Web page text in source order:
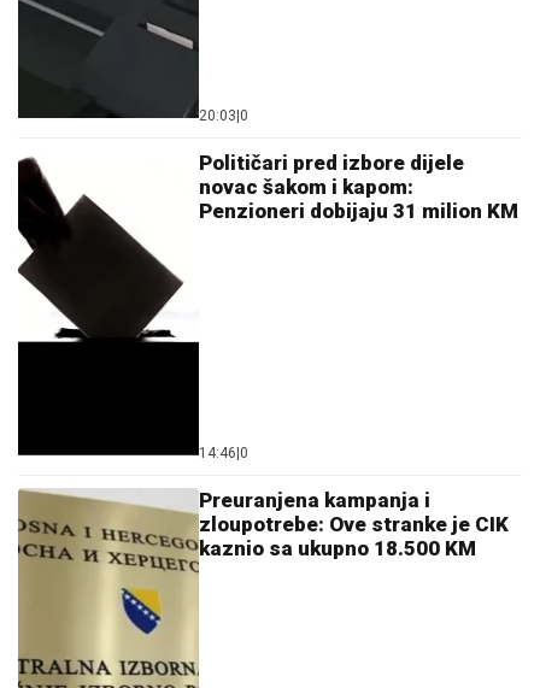
Španija zahvalna Srbiji za pomoć koju joj je pružila
tokom vanrednog stanja
Вучић честитао Дан рудара: Рударство опстаје као
један од стубова привреде